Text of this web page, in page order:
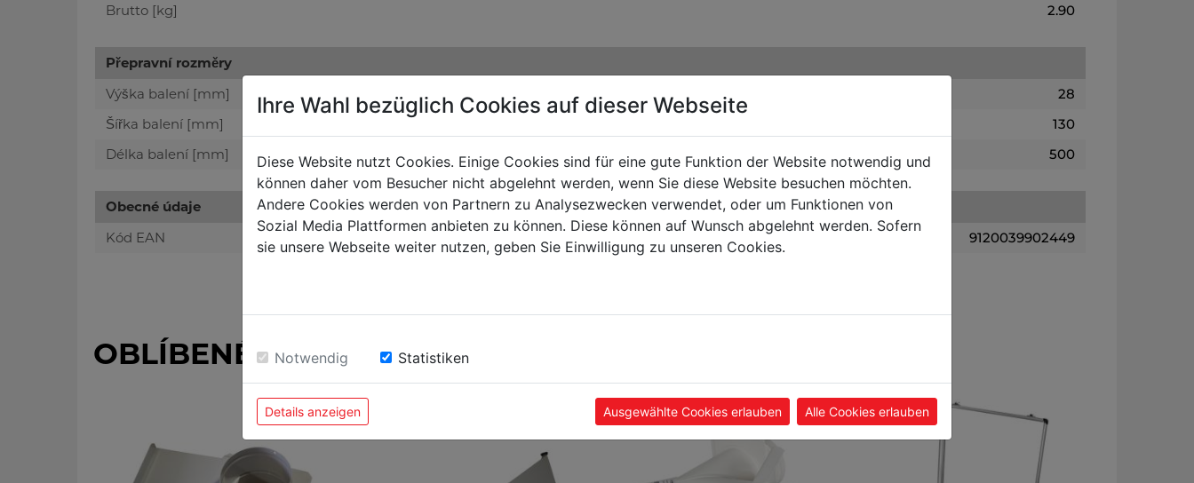
Brutto [kg]
2.90
Přepravní rozměry
Výška balení [mm]
28
Šířka balení [mm]
130
Délka balení [mm]
500
Obecné údaje
Kód EAN
9120039902449
OBLÍBENÉ PRODUKTY
Ihre Wahl bezüglich Cookies auf dieser Webseite
Diese Website nutzt Cookies. Einige Cookies sind für eine gute Funktion der Website notwendig und
können daher vom Besucher nicht abgelehnt werden, wenn Sie diese Website besuchen möchten.
Andere Cookies werden von Partnern zu Analysezwecken verwendet, oder um Funktionen von
Sozial Media Plattformen anbieten zu können. Diese können auf Wunsch abgelehnt werden. Sofern
sie unsere Webseite weiter nutzen, geben Sie Einwilligung zu unseren Cookies.
Notwendig Statistiken
Details anzeigen Ausgewählte Cookies erlauben Alle Cookies erlauben